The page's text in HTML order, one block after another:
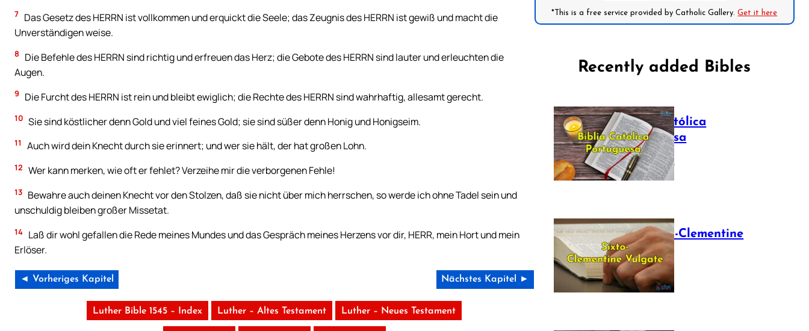
7 Das Gesetz des HERRN ist vollkommen und erquickt die Seele; das Zeugnis des HERRN ist gewiß und macht die
Unverständigen weise.
8
Die Befehle des HERRN sind richtig und erfreuen das Herz; die Gebote des HERRN sind lauter und erleuchten die
Augen.
9 Die Furcht des HERRN ist rein und bleibt ewiglich; die Rechte des HERRN sind wahrhaftig, allesamt gerecht.
10 Sie sind köstlicher denn Gold und viel feines Gold; sie sind süßer denn Honig und Honigseim.
11 Auch wird dein Knecht durch sie erinnert; und wer sie hält, der hat großen Lohn.
12 Wer kann merken, wie oft er fehlet? Verzeihe mir die verborgenen Fehle!
13 Bewahre auch deinen Knecht vor den Stolzen, daß sie nicht über mich herrschen, so werde ich ohne Tadel sein und
unschuldig bleiben großer Missetat.
14 Laß dir wohl gefallen die Rede meines Mundes und das Gespräch meines Herzens vor dir, HERR, mein Hort und mein
Erlöser.
◄ Vorheriges Kapitel Nächstes Kapitel ►
Luther Bible 1545 – Index Luther – Altes Testament Luther – Neues Testament
*This is a free service provided by Catholic Gallery.Get it here
Recently added Bibles
Bíblia Católica
Portuguesa
July 16, 2025
The Sixto-Clementine
Vulgate
July 12, 2025